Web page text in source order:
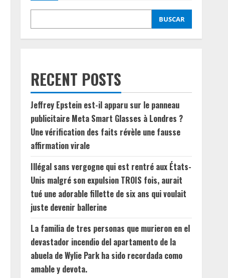
BUSCAR
RECENT POSTS
Jeffrey Epstein est-il apparu sur le panneau
publicitaire Meta Smart Glasses à Londres ?
Une vérification des faits révèle une fausse
affirmation virale
Illégal sans vergogne qui est rentré aux États-
Unis malgré son expulsion TROIS fois, aurait
tué une adorable fillette de six ans qui voulait
juste devenir ballerine
La familia de tres personas que murieron en el
devastador incendio del apartamento de la
abuela de Wylie Park ha sido recordada como
amable y devota.